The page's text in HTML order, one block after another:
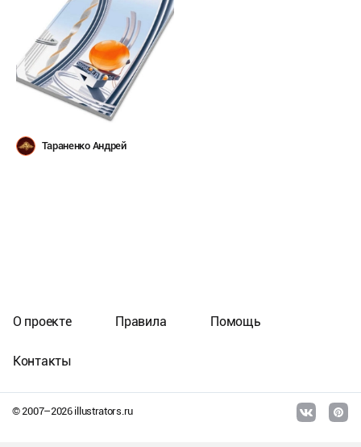
Тараненко Андрей
© 2007–2026illustrators.ru
О проекте Правила Помощь
Контакты